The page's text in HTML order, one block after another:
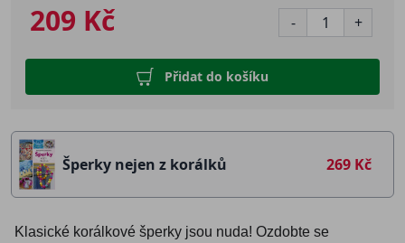
209 Kč - +
Přidat do košíku
Šperky nejen z korálků 269 Kč
Klasické korálkové šperky jsou nuda! Ozdobte se